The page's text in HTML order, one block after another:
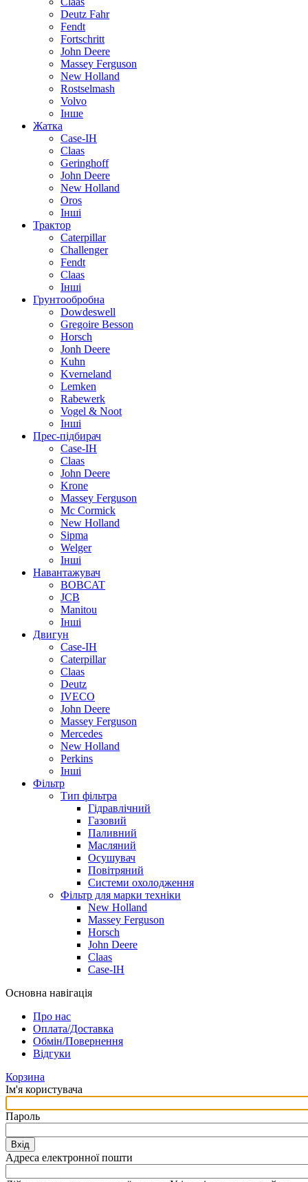
Deutz Fahr
Fendt
Fortschritt
John Deere
Massey Ferguson
New Holland
Rostselmash
Volvo
Інше
Жатка
Case-IH
Claas
Geringhoff
John Deere
New Holland
Oros
Інші
Трактор
Caterpillar
Challenger
Fendt
Claas
Інші
Грунтообробна
Dowdeswell
Gregoire Besson
Horsch
Jonh Deere
Kuhn
Kverneland
Lemken
Rabewerk
Vogel & Noot
Інші
Прес-підбирач
Case-IH
Claas
John Deere
Krone
Massey Ferguson
Mc Cormick
New Holland
Sipma
Welger
Інші
Навантажувач
BOBCAT
JCB
Manitou
Інші
Двигун
Case-IH
Caterpillar
Claas
Deutz
IVECO
John Deere
Massey Ferguson
Mercedes
New Holland
Perkins
Інші
Фільтр
Тип фільтра
Гідравлічний
Газовий
Паливний
Масляний
Осушувач
Повітряний
Системи охолодження
Фільтр для марки техніки
New Holland
Massey Ferguson
Horsch
John Deere
Claas
Case-IH
Основна навігація
Про нас
Оплата/Доставка
Обмін/Повернення
Відгуки
Корзина
Ім'я користувача
Пароль
Вхід
Адреса електронної пошти